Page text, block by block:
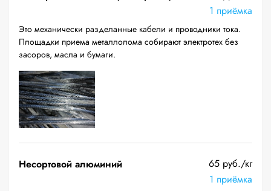
1 приёмка
Это механически разделанные кабели и проводники тока.
Площадки приема металлолома собирают электротех без
засоров, масла и бумаги.
Несортовой алюминий
65 руб./кг
1 приёмка